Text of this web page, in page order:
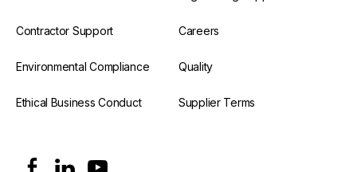
Contractor Support Careers
Environmental Compliance Quality
Ethical Business Conduct Supplier Terms